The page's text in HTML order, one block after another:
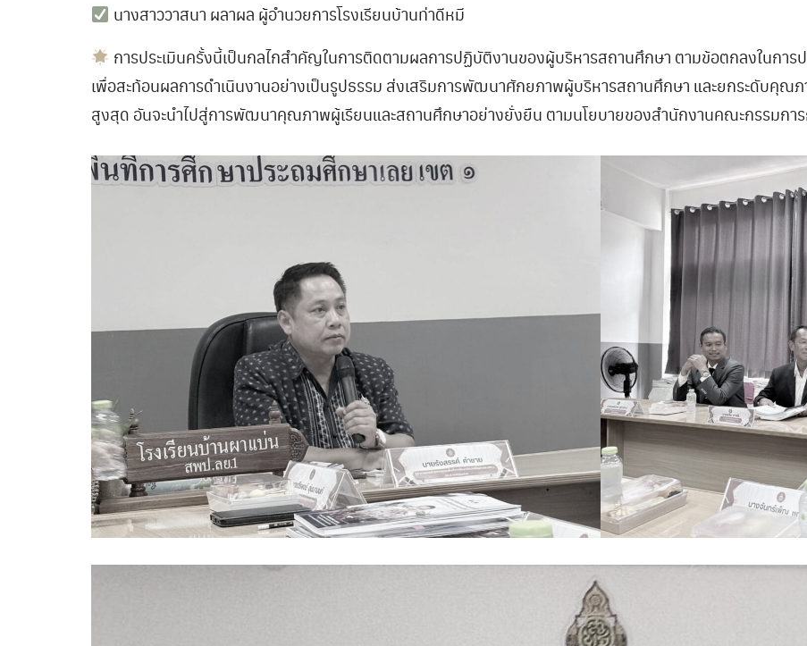
นางสาววาสนา ผลาผล ผู้อำนวยการโรงเรียนบ้านท่าดีหมี
การประเมินครั้งนี้เป็นกลไกสำคัญในการติดตามผลการปฏิบัติงานของผู้บริหารสถานศึกษา ตามข้อตกลงในกา
เพื่อสะท้อนผลการดำเนินงานอย่างเป็นรูปธรรม ส่งเสริมการพัฒนาศักยภาพผู้บริหารสถานศึกษา และยกระดับคุณ
สูงสุด อันจะนำไปสู่การพัฒนาคุณภาพผู้เรียนและสถานศึกษาอย่างยั่งยืน ตามนโยบายของสำนักงานคณะกรรมกา